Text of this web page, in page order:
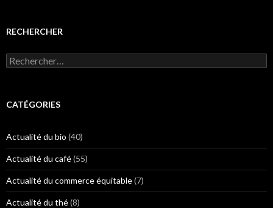
RECHERCHER
R
e
e
h
e
r
:
CATÉGORIES
Actualité du bio (40)
Actualité du café(55)
Actualité du commerce équitable(7)
Actualité du thé(8)